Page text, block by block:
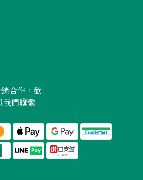
合作，歡
我們聯繫